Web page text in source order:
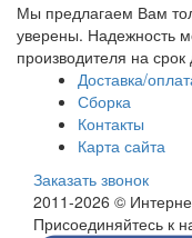
Мы предлагаем Вам
уверены. Надежность
производителя на
Доставка/
Сборка
Контакты
Карта сайта
Заказать звонок
2011-2026 ©
Присоединяйтесь к